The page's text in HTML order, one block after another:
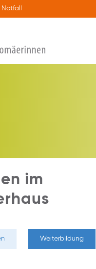
Notfall
im
Weiterbildung